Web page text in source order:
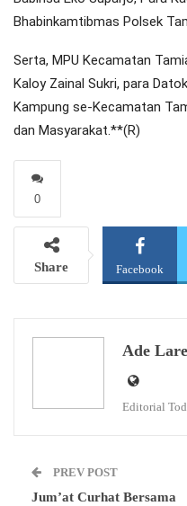
Bhabinkamtibmas Polsek
Serta, MPU Kecamatan
Kaloy Zainal Sukri, para
Kampung se-Kecamatan
dan Masyarakat.**(R)
0
Share Facebook
Ade
Editorial
PREV POST
Jum’at Curhat Bersama